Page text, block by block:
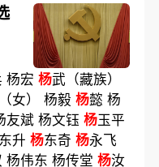
杨宏 杨武（藏族）
女） 杨毅 杨懿 杨
友斌 杨文钰 杨玉平
升 杨东奇 杨永飞
杨伟东 杨传堂 杨汝